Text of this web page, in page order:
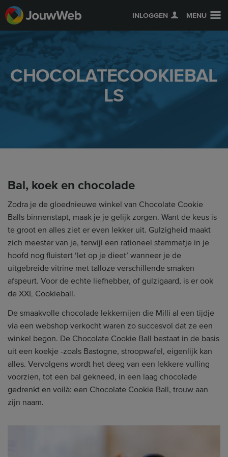
INLOGGEN MENU
CHOCOLATECOOKIEBAL
LS
Bal, koek en chocolade
Zodra je de gloednieuwe winkel van Chocolate Cookie
Balls binnenstapt, maak je je gelijk zorgen. Want de keus is
te groot en alles ziet er even lekker uit. Gulzigheid maakt
zich meester van je, terwijl een rationeel stemmetje in je
hoofd nog fluistert ‘let op je dieet’ wanneer je de
uitgebreide vitrine met talloze verschillende smaken
afspeurt. Voor de echte liefhebber, of gulzigaard, is er ook
de XXL Cookieball.
De smaakvolle chocolade lekkernijen die Milli al een tijdje
via een webshop verkocht waren zo succesvol dat ze een
winkel begon. De Chocolate Cookie Ball bestaat in de basis
uit een koekje -zoals Bastogne, stroopwafel, eigenlijk kan
alles. Vervolgens wordt het deeg van een lekkere vulling
voorzien, tot een bal gekneed, in een laag chocolade
gedrenkt en voilà: een Chocolate Cookie Ball, trouw aan
zijn naam.